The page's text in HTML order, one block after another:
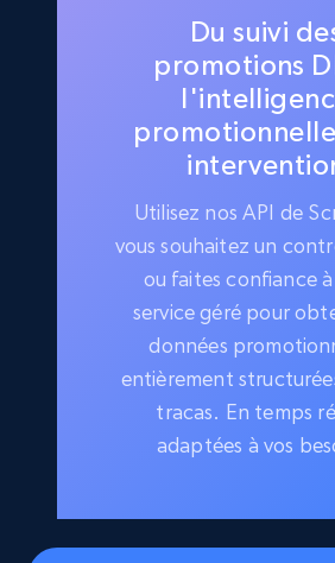
Du suivi
promotions
promotionnelle
Utilisez nos API de
vous souhaitez un
ou faites confiance
service géré pour
données
entièrement
tracas. En temps
adaptées à vos